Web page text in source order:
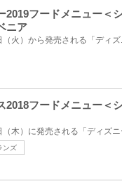
2019フードメニュー＜
ニア
2018フードメニュー＜
ンズ